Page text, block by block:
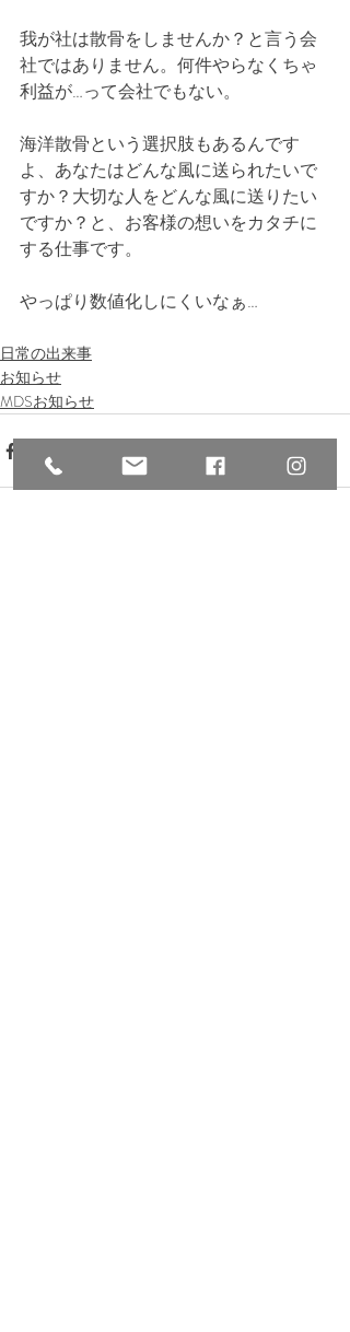
我が社は散骨をしませんか？と言う会
社ではありません。何件やらなくちゃ
利益が…って会社でもない。
海洋散骨という選択肢もあるんです
よ、あなたはどんな風に送られたいで
すか？大切な人をどんな風に送りたい
ですか？と、お客様の想いをカタチに
する仕事です。
やっぱり数値化しにくいなぁ…
日常の出来事
お知らせ
MDSお知らせ